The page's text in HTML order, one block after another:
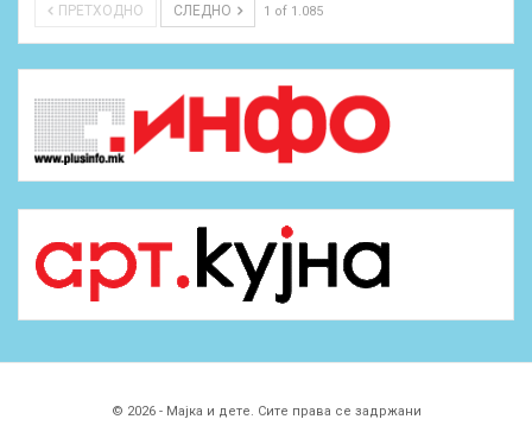
ПРЕТХОДНО СЛЕДНО 1 of 1.085
© 2026 - Мајка и дете. Сите права се задржани